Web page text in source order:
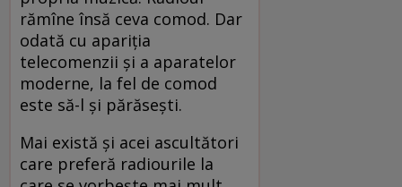
rămîne însă ceva comod. Dar
odată cu apariţia
telecomenzii şi a aparatelor
moderne, la fel de comod
este să-l şi părăseşti.
Mai există şi acei ascultători
care preferă radiourile la